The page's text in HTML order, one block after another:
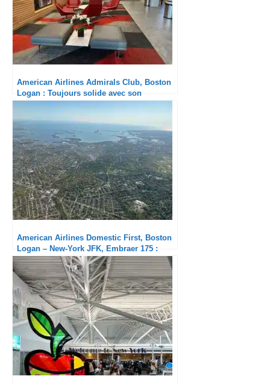
American Airlines Admirals Club, Boston
Logan : Toujours solide avec son
American Airlines Domestic First, Boston
Logan – New-York JFK, Embraer 175 :
Service minimum mais ponctualité
exceptionnelle